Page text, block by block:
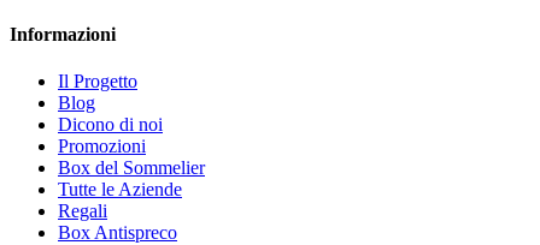
Informazioni
Il Progetto
Blog
Dicono di noi
Promozioni
Box del Sommelier
Tutte le Aziende
Regali
Box Antispreco